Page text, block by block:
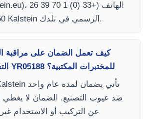
)، الهاتف (+33 (0) 1 70 39 26
50) أو عبر موقع Kalstein الرسمي في بلدك.
كيف تعمل الضمان على مراقبة
التجفيف بالتجميد YR05188 للمختبرات المكتبية؟
ضد عيوب التصنيع. الضمان لا يغطي
عن التركيب أو الاستخدام